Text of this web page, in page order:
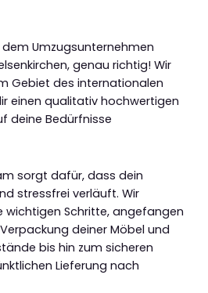
Umzugsunternehmen
genau richtig! Wir
Gebiet des internationalen
einen qualitativ hochwertigen
deine Bedürfnisse
sorgt dafür, dass dein
stressfrei verläuft. Wir
wichtigen Schritte, angefangen
deiner Möbel und
bis hin zum sicheren
Lieferung nach